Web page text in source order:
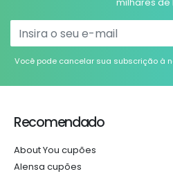
Você pode cancelar sua subscrição à
Recomendado
About You cupões
Alensa cupões